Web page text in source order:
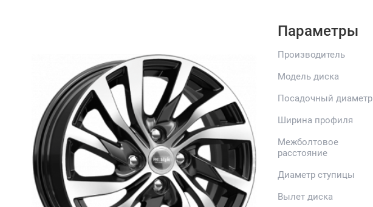
Параметры
Производитель
Модель диска
Посадочный диаметр
Ширина профиля
Межболтовое
расстояние
Диаметр ступицы
Вылет диска